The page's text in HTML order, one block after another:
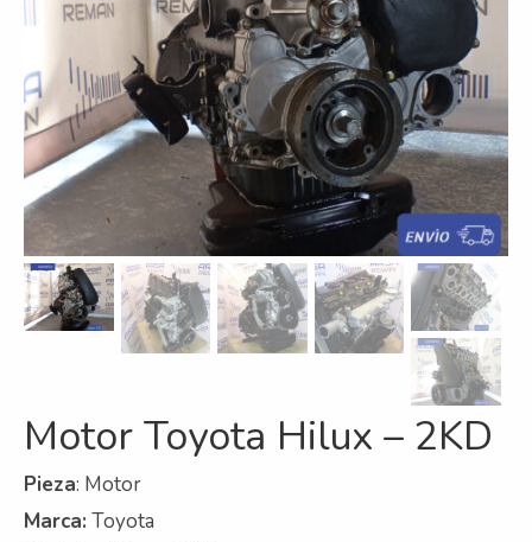
Refrigeración
Servicios
A campo
Comercial y Servicios
Desarmadero
Generación
Inyección
Motores
Turbos
Motor Toyota Hilux – 2KD
Pieza: Motor
Marca: Toyota